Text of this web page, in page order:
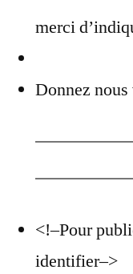
merci
Donnez
<!–Pour
identifier–>